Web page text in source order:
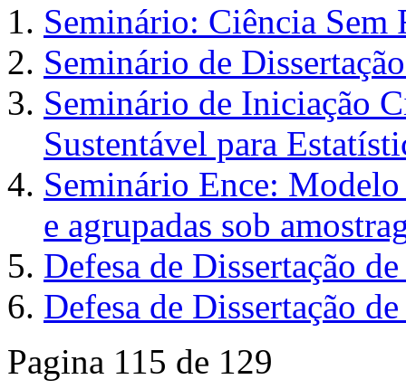
Seminário: Ciência Sem
Seminário de
Seminário de Iniciação
Sustentável para
Seminário Ence:
e agrupadas sob
Defesa de Dissertação
Defesa de Dissertação
Pagina 115 de 129